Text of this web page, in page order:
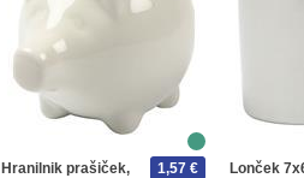
Hranilnik prašiček,
1,57 €
Lonček